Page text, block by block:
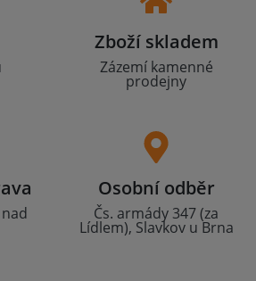
Zboží skladem
Zázemí kamenné
prodejny
Osobní odběr
Čs. armády 347 (za
Lídlem), Slavkov u Brna